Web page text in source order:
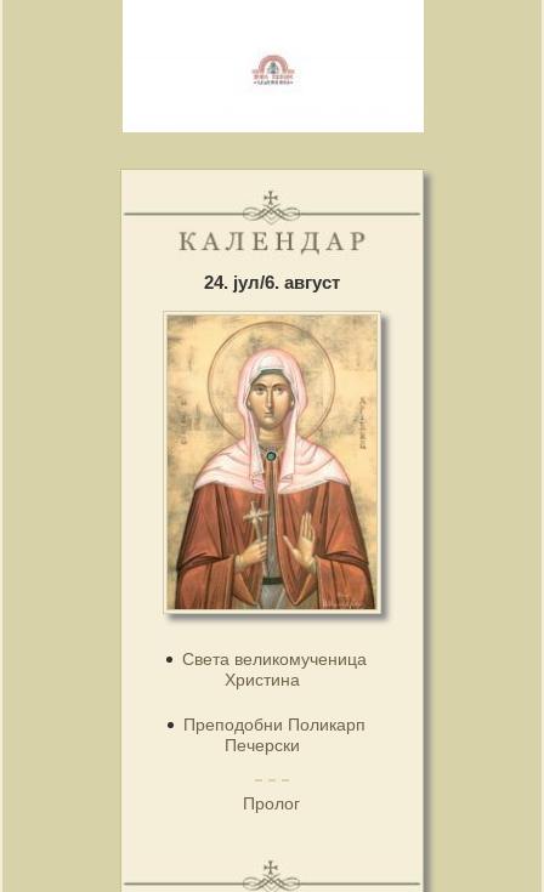
24. јул/6. август
Света великомученица
Христина
Преподобни Поликарп
Печерски
Пролог